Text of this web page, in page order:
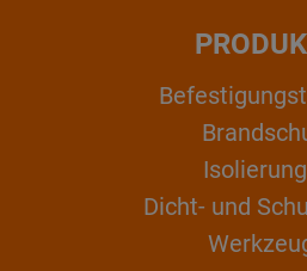
Dicht- und